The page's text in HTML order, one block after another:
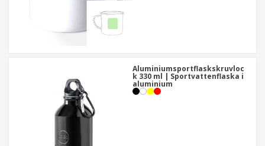
Aluminiumsportflaskskruvloc
k 330 ml | Sportvattenflaska i
aluminium